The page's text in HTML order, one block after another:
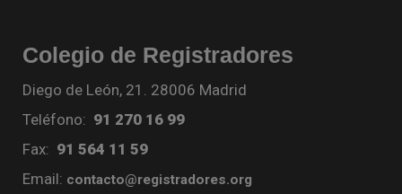
Colegio de Registradores
Diego de León, 21. 28006 Madrid
Teléfono: 91 270 16 99
Fax: 91 564 11 59
Email: contacto@registradores.org